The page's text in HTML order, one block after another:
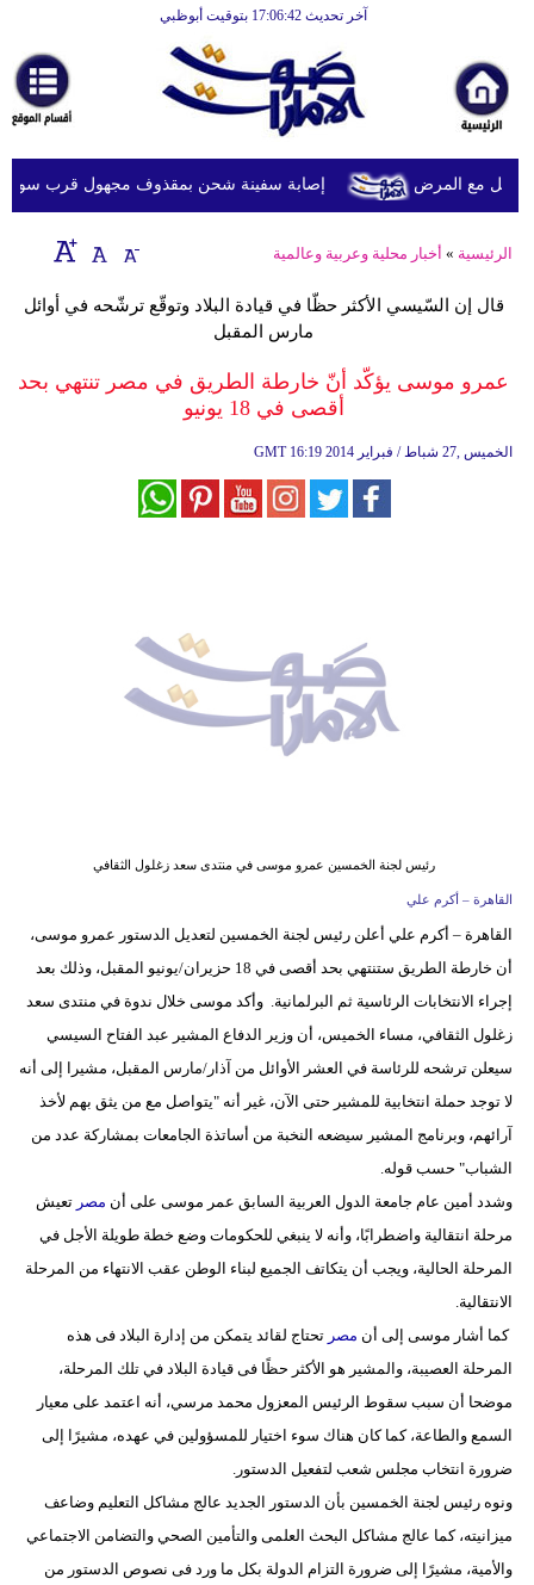
آخر تحديث 17:06:42 بتوقيت أبوظبي
أخبارعاجلة
رياضة
ثقافة
إقتصاد
وموسيقى
أزياء
علوم
وتكنولوجيا
مدوَّنات
أبراج
سيارات
إصابة سفينة شحن بمقذوف مجهول قرب سواحل مع المرض
الرئيسية » أخبار محلية وعربية وعالمية
قال إن السّيسي الأكثر حظّا في قيادة البلاد وتوقّع ترشّحه في أوائل
مارس المقبل
عمرو موسى يؤكّد أنّ خارطة الطريق في مصر تنتهي بحد
أقصى في 18 يونيو
GMT 16:19 2014 الخميس ,27 شباط / فبراير
رئيس لجنة الخمسين عمرو موسى في منتدى سعد زغلول الثقافي
القاهرة – أكرم علي
القاهرة – أكرم علي أعلن رئيس لجنة الخمسين لتعديل الدستور عمرو موسى،
أن خارطة الطريق ستنتهي بحد أقصى في 18 حزيران/يونيو المقبل، وذلك بعد
إجراء الانتخابات الرئاسية ثم البرلمانية. وأكد موسى خلال ندوة في منتدى سعد
زغلول الثقافي، مساء الخميس، أن وزير الدفاع المشير عبد الفتاح السيسي
سيعلن ترشحه للرئاسة في العشر الأوائل من آذار/مارس المقبل، مشيرا إلى أنه
لا توجد حملة انتخابية للمشير حتى الآن، غير أنه "يتواصل مع من يثق بهم لأخذ
آرائهم، وبرنامج المشير سيضعه النخبة من أساتذة الجامعات بمشاركة عدد من
الشباب" حسب قوله.
وشدد أمين عام جامعة الدول العربية السابق عمر موسى على أن مصر تعيش
مرحلة انتقالية واضطرابًا، وأنه لا ينبغي للحكومات وضع خطة طويلة الأجل في
المرحلة الحالية، ويجب أن يتكاتف الجميع لبناء الوطن عقب الانتهاء من المرحلة
الانتقالية.
كما أشار موسى إلى أن مصر تحتاج لقائد يتمكن من إدارة البلاد فى هذه
المرحلة العصيبة، والمشير هو الأكثر حظًا فى قيادة البلاد في تلك المرحلة،
موضحا أن سبب سقوط الرئيس المعزول محمد مرسي، أنه اعتمد على معيار
السمع والطاعة، كما كان هناك سوء اختيار للمسؤولين في عهده، مشيرًا إلى
ضرورة انتخاب مجلس شعب لتفعيل الدستور.
ونوه رئيس لجنة الخمسين بأن الدستور الجديد عالج مشاكل التعليم وضاعف
ميزانيته، كما عالج مشاكل البحث العلمى والتأمين الصحي والتضامن الاجتماعي
والأمية، مشيرًا إلى ضرورة التزام الدولة بكل ما ورد فى نصوص الدستور من